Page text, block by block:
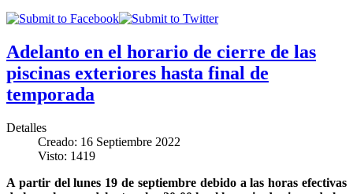
Adelanto en el horario de cierre de las
piscinas exteriores hasta final de
temporada
Detalles
Creado: 16 Septiembre 2022
Visto: 1419
A partir del lunes 19 de septiembre debido a las horas efectivas